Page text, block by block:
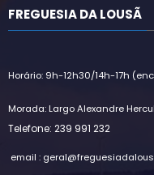
FREGUESIA DA LOUSÃ
Horário: 9h-12h30/14h-17h
Morada: Largo Alexandre
Telefone: 239 991 232
email :